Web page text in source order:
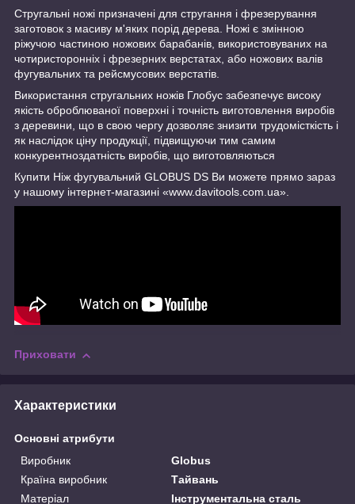
Стругальні ножі призначені для стругання і фрезерування
заготовок з масиву м'яких порід дерева. Ножі є змінною
ріжучою частиною ножових барабанів, використовуваних на
чотиристоронніх і фрезерних верстатах, або ножових валів
фугувальних та рейсмусових верстатів.
Використання стругальних ножів Глобус забезпечує високу
якість оброблюваної поверхні і точність виготовлення виробів
з деревини, що в свою чергу дозволяє знизити трудомісткість і
як наслідок ціну продукції, підвищуючи тим самим
конкурентноздатність виробів, що виготовляються
Купити Ніж фугувальний GLOBUS DS Ви можете прямо зараз
у нашому інтернет-магазині «www.davitools.com.ua».
Приховати
Характеристики
Основні атрибути
Виробник
Globus
Країна виробник
Тайвань
Матеріал
Інструментальна сталь